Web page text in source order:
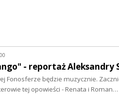
- reportaż Aleksandry
Fonosferze będzie muzycznie.
tej opowieści - Renata i Roman…